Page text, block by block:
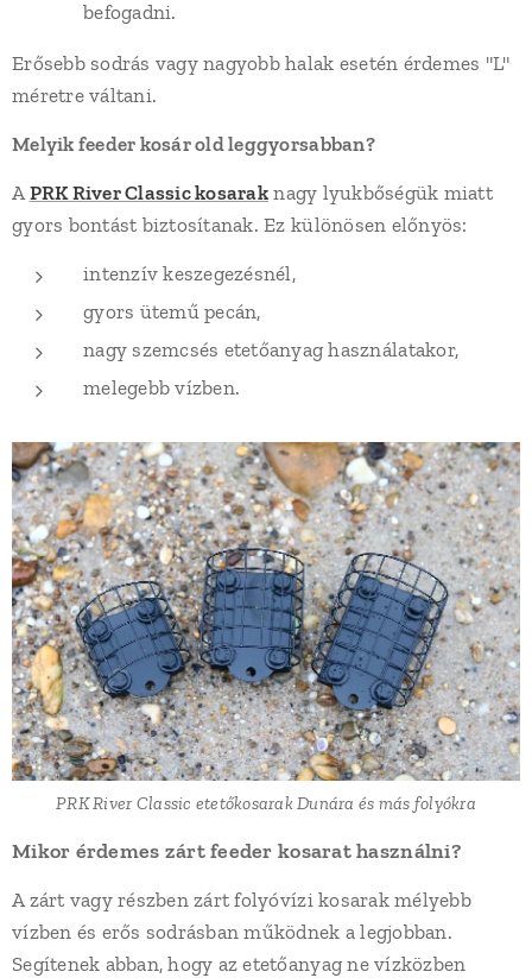
befogadni.
Erősebb sodrás vagy nagyobb halak esetén érdemes "L"
méretre váltani.
Melyik feeder kosár old leggyorsabban?
A PRK River Classic kosaraknagy lyukbőségük miatt
gyors bontást biztosítanak. Ez különösen előnyös:
intenzív keszegezésnél,
gyors ütemű pecán,
nagy szemcsés etetőanyag használatakor,
melegebb vízben.
PRK River Classic etetőkosarak Dunára és más folyókra
Mikor érdemes zárt feeder kosarat használni?
A zárt vagy részben zárt folyóvízi kosarak mélyebb
vízben és erős sodrásban működnek a legjobban.
Segítenek abban, hogy az etetőanyag ne vízközben